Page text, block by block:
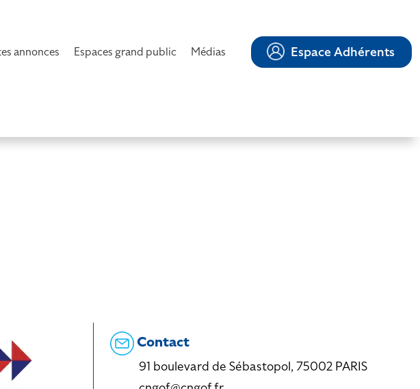
annonces Espaces grand public Médias Espace Adhérents
Contact
91 boulevard de Sébastopol, 75002 PARIS